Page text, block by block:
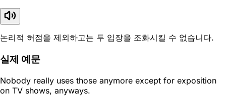
논리적 허점을 제외하고는 두 입장을 조화시킬 수 없습니다.
실제 예문
Nobody really uses those anymore except for exposition
on TV shows, anyways.